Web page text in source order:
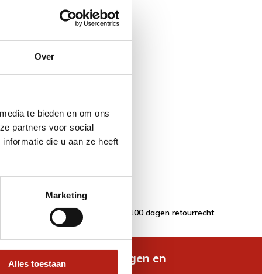
Over
te bieden en om ons
partners voor social
die u aan ze heeft
Marketing
Alles toestaan
100 dagen retourrecht
nieuwste aanbiedingen en